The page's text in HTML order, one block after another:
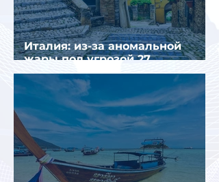
Италия: из-за аномальной
жары под угрозой 27
крупнейших городов